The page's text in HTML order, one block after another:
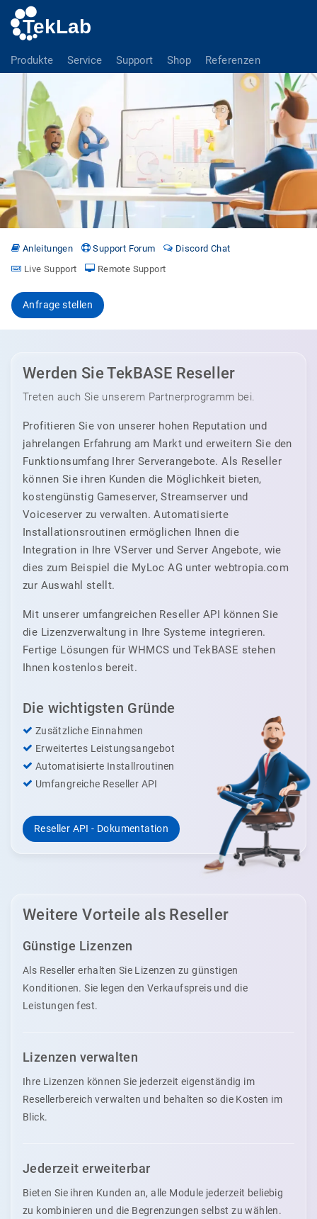
Produkte Service Support Shop Referenzen
Anleitungen Support Forum
Discord Chat
Live Support
Remote Support
Anfrage stellen
Werden Sie TekBASE Reseller
Treten auch Sie unserem Partnerprogramm bei.
Profitieren Sie von unserer hohen Reputation und
jahrelangen Erfahrung am Markt und erweitern Sie den
Funktionsumfang Ihrer Serverangebote. Als Reseller
können Sie ihren Kunden die Möglichkeit bieten,
kostengünstig Gameserver, Streamserver und
Voiceserver zu verwalten. Automatisierte
Installationsroutinen ermöglichen Ihnen die
Integration in Ihre VServer und Server Angebote, wie
dies zum Beispiel die MyLoc AG unter webtropia.com
zur Auswahl stellt.
Mit unserer umfangreichen Reseller API können Sie
die Lizenzverwaltung in Ihre Systeme integrieren.
Fertige Lösungen für WHMCS und TekBASE stehen
Ihnen kostenlos bereit.
Die wichtigsten Gründe
Zusätzliche Einnahmen
Erweitertes Leistungsangebot
Automatisierte Installroutinen
Umfangreiche Reseller API
Reseller API - Dokumentation
Weitere Vorteile als Reseller
Günstige Lizenzen
Als Reseller erhalten Sie Lizenzen zu günstigen
Konditionen. Sie legen den Verkaufspreis und die
Leistungen fest.
Lizenzen verwalten
Ihre Lizenzen können Sie jederzeit eigenständig im
Resellerbereich verwalten und behalten so die Kosten im
Blick.
Jederzeit erweiterbar
Bieten Sie ihren Kunden an, alle Module jederzeit beliebig
zu kombinieren und die Begrenzungen selbst zu wählen.